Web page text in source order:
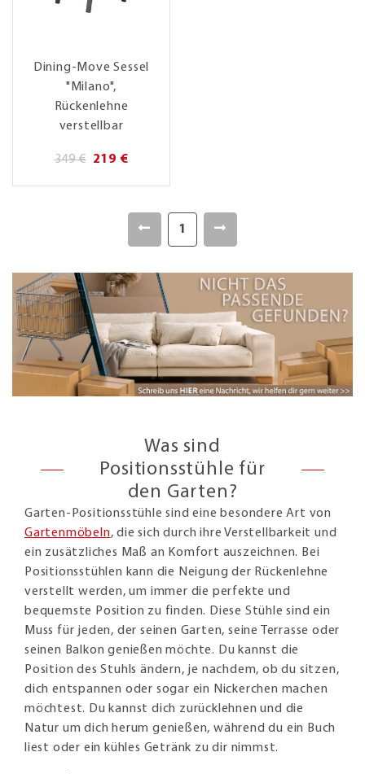
Dining-Move Sessel
"Milano",
Rückenlehne
verstellbar
349 € 219 €
1
Was sind
Positionsstühle für
den Garten?
Garten-Positionsstühle sind eine besondere Art von
Gartenmöbeln, die sich durch ihre Verstellbarkeit und
ein zusätzliches Maß an Komfort auszeichnen. Bei
Positionsstühlen kann die Neigung der Rückenlehne
verstellt werden, um immer die perfekte und
bequemste Position zu finden. Diese Stühle sind ein
Muss für jeden, der seinen Garten, seine Terrasse oder
seinen Balkon genießen möchte. Du kannst die
Position des Stuhls ändern, je nachdem, ob du sitzen,
dich entspannen oder sogar ein Nickerchen machen
möchtest. Du kannst dich zurücklehnen und die
Natur um dich herum genießen, während du ein Buch
liest oder ein kühles Getränk zu dir nimmst.